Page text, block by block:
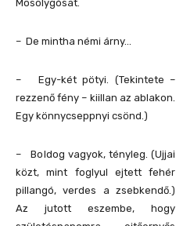
Mosolygósat.
– De mintha némi árny…
– Egy-két pötyi. (Tekintete –
rezzenő fény – kiillan az ablakon.
Egy könnycseppnyi csönd.)
– Boldog vagyok, tényleg. (Ujjai
közt, mint foglyul ejtett fehér
pillangó, verdes a zsebkendő.)
Az jutott eszembe, hogy